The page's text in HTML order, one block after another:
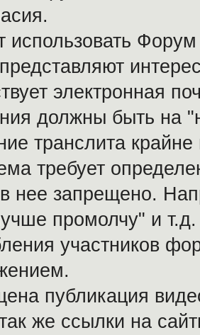
использовать
электронная
должны быть на
транслита
требует
нее запрещено.
промолчу" и
участников
публикация
же ссылки на